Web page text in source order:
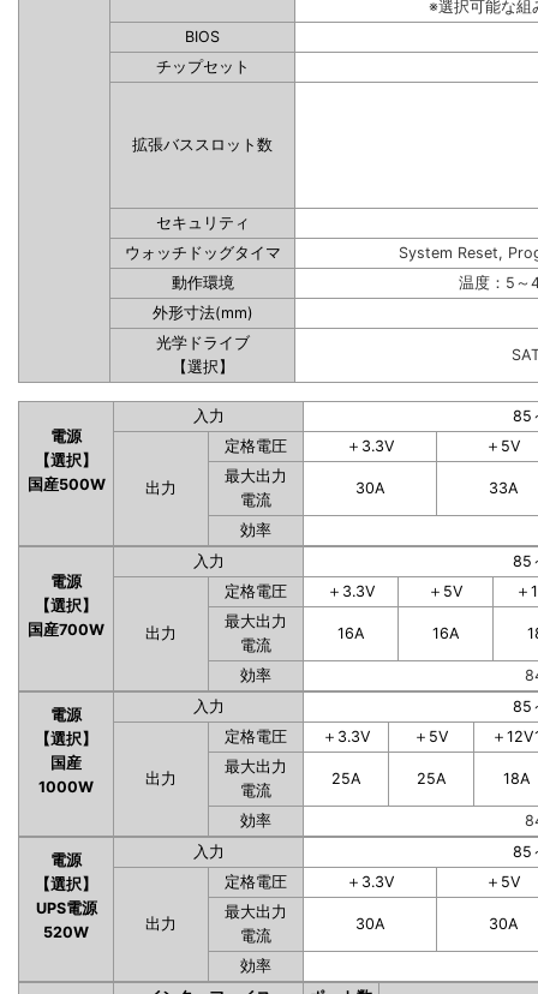
※選択可能な組
BIOS
チップセット
拡張バススロット数
セキュリティ
ウォッチドッグタイマ
System Reset,
動作環境
温度：5～
外形寸法(mm)
光学ドライブ
【選択】
電源
【選択】
国産500W
入力 85
出力
定格電圧 ＋3.3V
＋5V
最大出力
電流
30A 33A
効率
電源
【選択】
国産700W
入力 85
出力
定格電圧 ＋3.3V ＋5V
＋
最大出力
電流
16A 16A
効率
電源
【選択】
国産
1000W
入力 85
出力
定格電圧 ＋3.3V ＋5V
＋
最大出力
電流
25A 25A 18A
効率
電源
【選択】
UPS電源
520W
入力 85
出力
定格電圧 ＋3.3V
＋5V
最大出力
電流
30A 30A
効率